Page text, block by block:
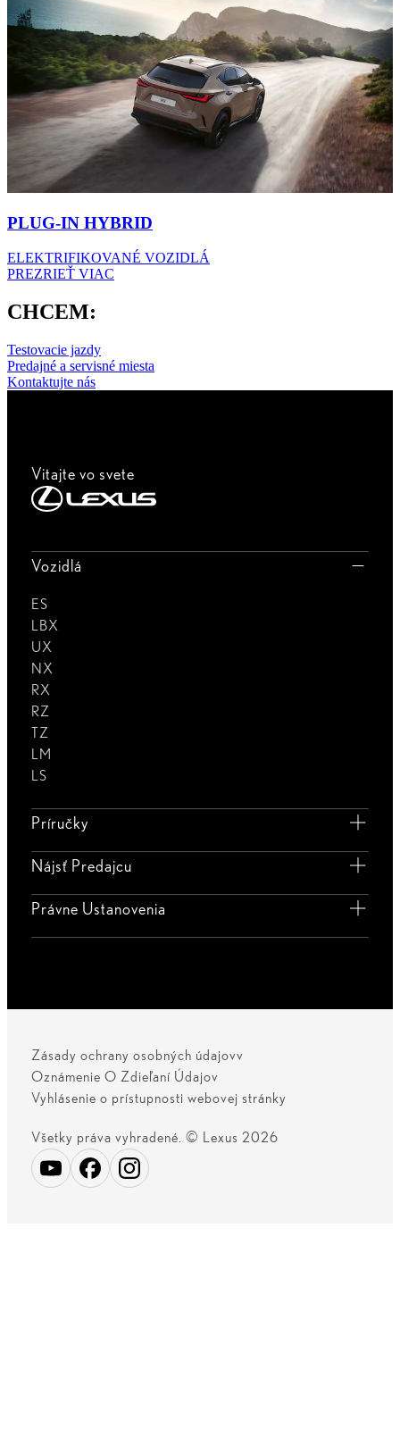
PLUG-IN HYBRID
ELEKTRIFIKOVANÉ VOZIDLÁ
PREZRIEŤ VIAC
CHCEM:
Testovacie jazdy
Predajné a servisné miesta
Kontaktujte nás
Vitajte vo svete
Vozidlá
ES
LBX
UX
NX
RX
RZ
TZ
LM
LS
Príručky
Nájsť Predajcu
Právne Ustanovenia
Zásady ochrany osobných údajovv
Oznámenie O Zdieľaní Údajov
Vyhlásenie o prístupnosti webovej stránky
Všetky práva vyhradené. © Lexus 2026